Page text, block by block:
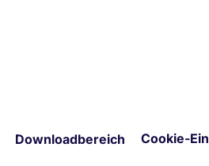
Downloadbereich Cookie-